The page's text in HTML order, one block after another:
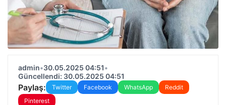
admin•30.05.2025 04:51•
Güncellendi: 30.05.2025 04:51
Paylaş: Twitter Facebook WhatsApp
Reddit
Pinterest